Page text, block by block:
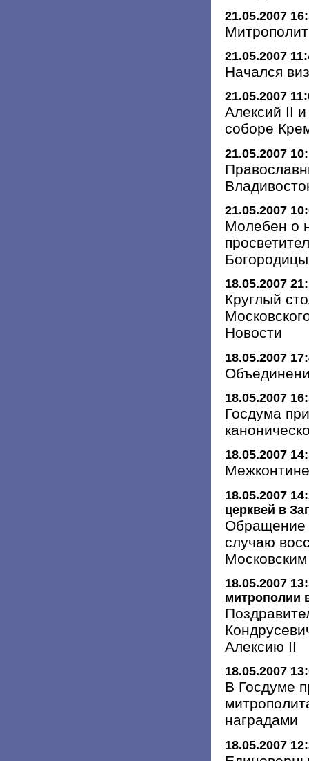
21.05.2007
21.05.2007
Начался
21.05.2007
Алексий II
соборе
21.05.2007
21.05.2007
Молебен о
18.05.2007
Круглый
Новости
18.05.2007
18.05.2007
Госдума
18.05.2007
18.05.2007
церквей в
Обращение
случаю
18.05.2007
митрополии
Алексию II
18.05.2007
В Госдуме
наградами
18.05.2007